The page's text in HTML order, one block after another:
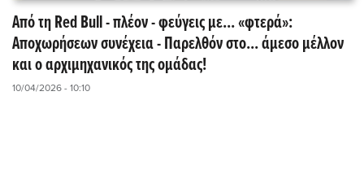
Από τη Red Bull - πλέον - φεύγεις με... «φτερά»:
Αποχωρήσεων συνέχεια - Παρελθόν στο... άμεσο μέλλον
και ο αρχιμηχανικός της ομάδας!
10/04/2026 - 10:10